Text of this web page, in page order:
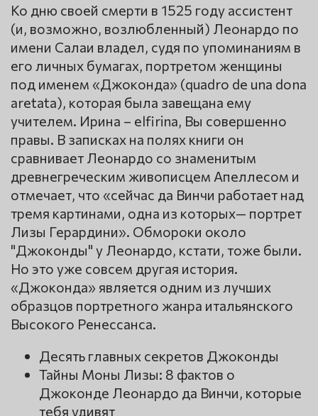
Ко дню своей смерти в 1525 году ассистент
(и, возможно, возлюбленный) Леонардо по
имени Салаи владел, судя по упоминаниям в
его личных бумагах, портретом женщины
под именем «Джоконда» (quadro de una dona
aretata), которая была завещана ему
учителем. Ирина – elfirina, Вы совершенно
правы. В записках на полях книги он
сравнивает Леонардо со знаменитым
древнегреческим живописцем Апеллесом и
отмечает, что «сейчас да Винчи работает над
тремя картинами, одна из которых— портрет
Лизы Герардини». Обмороки около
"Джоконды" у Леонардо, кстати, тоже были.
Но это уже совсем другая история.
«Джоконда» является одним из лучших
образцов портретного жанра итальянского
Высокого Ренессанса.
Десять главных секретов Джоконды
Тайны Моны Лизы: 8 фактов о
Джоконде Леонардо да Винчи, которые
тебя удивят